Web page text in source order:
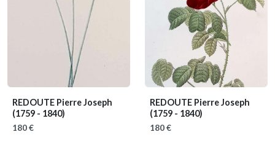
REDOUTE Pierre Joseph
(1759 - 1840)
180 €
REDOUTE Pierre Joseph
(1759 - 1840)
180 €